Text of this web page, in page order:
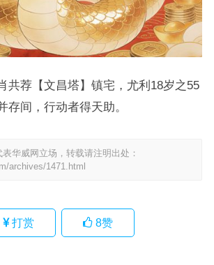
共荐【文昌塔】镇宅，尤利18岁之55
存间，行动者得天助。
华威网立场，转载请注明出处：
archives/1471.html
打赏 8赞